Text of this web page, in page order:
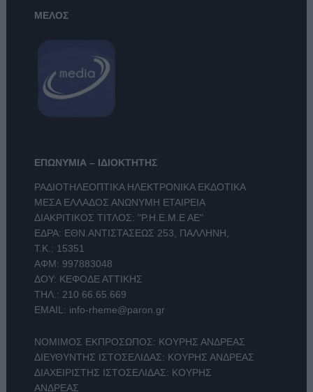
ΜΕΛΟΣ
ΕΠΩΝΥΜΙΑ – ΙΔΙΟΚΤΗΤΗΣ
ΡΑΔΙΟΤΗΛΕΟΠΤΙΚΑ ΗΛΕΚΤΡΟΝΙΚΑ ΕΚΔΟΤΙΚΑ
ΜΕΣΑ ΕΛΛΑΔΟΣ ΑΝΩΝΥΜΗ ΕΤΑΙΡΕΙΑ
ΔΙΑΚΡΙΤΙΚΟΣ ΤΙΤΛΟΣ: "Ρ.Η.Ε.Μ.Ε ΑΕ"
ΕΔΡΑ: ΕΘΝ.ΑΝΤΙΣΤΑΣΕΩΣ 253, ΠΑΛΛΗΝΗ,
Τ.Κ.: 15351
ΑΦΜ: 997883048
ΔΟΥ: ΚΕΦΟΔΕ ΑΤΤΙΚΗΣ
ΤΗΛ.: 210 66.65.669
EMAIL: info-rheme@paron.gr
ΝΟΜΙΜΟΣ ΕΚΠΡΟΣΩΠΟΣ: ΚΟΥΡΗΣ ΑΝΔΡΕΑΣ
ΔΙΕΥΘΥΝΤΗΣ ΙΣΤΟΣΕΛΙΔΑΣ: ΚΟΥΡΗΣ ΑΝΔΡΕΑΣ
ΔΙΑΧΕΙΡΙΣΤΗΣ ΙΣΤΟΣΕΛΙΔΑΣ: ΚΟΥΡΗΣ
ΑΝΔΡΕΑΣ